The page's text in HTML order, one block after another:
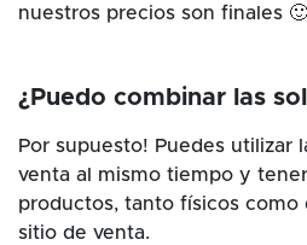
nuestros precios son finales 🙂
¿Puedo combinar las
Por supuesto! Puedes utilizar
venta al mismo tiempo y
productos, tanto físicos como
sitio de venta.